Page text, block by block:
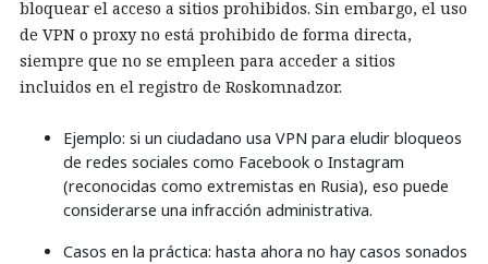
bloquear el acceso a sitios prohibidos. Sin embargo, el uso
de VPN o proxy no está prohibido de forma directa,
siempre que no se empleen para acceder a sitios
incluidos en el registro de Roskomnadzor.
Ejemplo: si un ciudadano usa VPN para eludir bloqueos
de redes sociales como Facebook o Instagram
(reconocidas como extremistas en Rusia), eso puede
considerarse una infracción administrativa.
Casos en la práctica: hasta ahora no hay casos sonados